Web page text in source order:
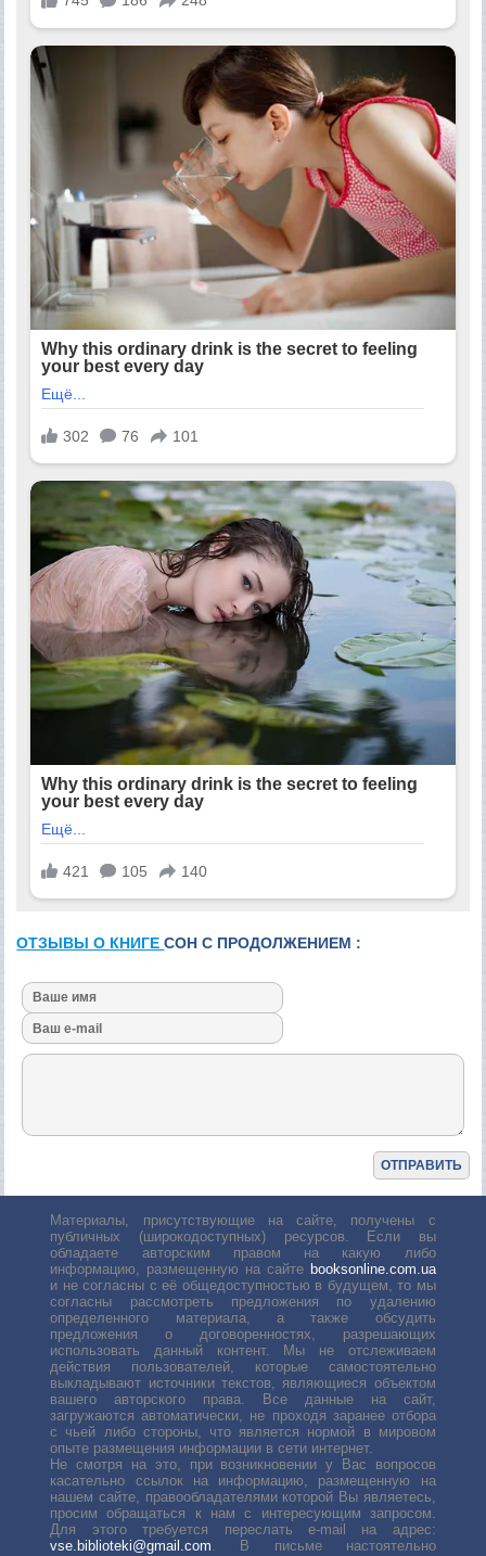
ОТЗЫВЫ О КНИГЕСОН С ПРОДОЛЖЕНИЕМ :
Материалы, присутствующие на сайте, получены с
публичных (широкодоступных) ресурсов. Если вы
обладаете авторским правом на какую либо
информацию, размещенную на сайте booksonline.com.ua
и не согласны с её общедоступностью в будущем, то мы
согласны рассмотреть предложения по удалению
определенного материала, а также обсудить
предложения о договоренностях, разрешающих
использовать данный контент. Мы не отслеживаем
действия пользователей, которые самостоятельно
выкладывают источники текстов, являющиеся объектом
вашего авторского права. Все данные на сайт,
загружаются автоматически, не проходя заранее отбора
с чьей либо стороны, что является нормой в мировом
опыте размещения информации в сети интернет.
Не смотря на это, при возникновении у Вас вопросов
касательно ссылок на информацию, размещенную на
нашем сайте, правообладателями которой Вы являетесь,
просим обращаться к нам с интересующим запросом.
Для этого требуется переслать е-mail на адрес:
vse.biblioteki@gmail.com. В письме настоятельно